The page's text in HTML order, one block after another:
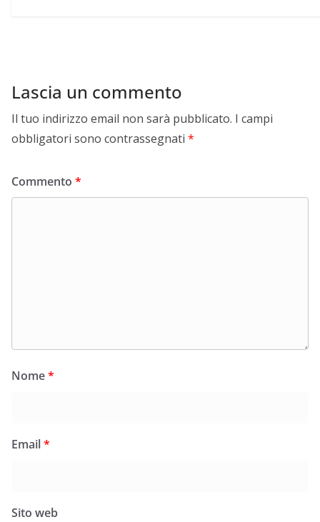
Lascia un commento
Il tuo indirizzo email non sarà pubblicato. I campi
obbligatori sono contrassegnati *
Commento *
Nome*
Email*
Sito web